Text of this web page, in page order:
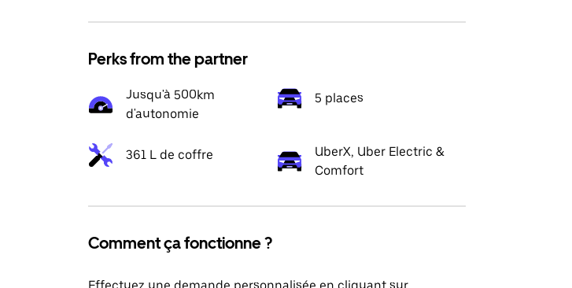
Perks from the partner
Jusqu'à 500km
d'autonomie
5 places
361 L de coffre
UberX, Uber Electric &
Comfort
Comment ça fonctionne ?